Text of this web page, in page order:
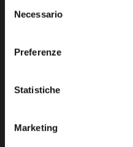
delNecessario
Preferenze
Statistiche
Marketing
Ambiente e natura